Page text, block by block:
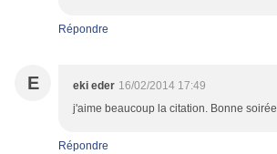
Répondre
E eki eder 16/02/2014 17:49
j'aime beaucoup la citation. Bonne soirée
Répondre